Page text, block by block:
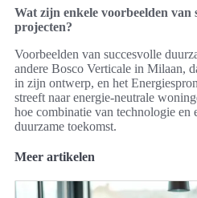
Wat zijn enkele voorbeelden van
projecten?
Voorbeelden van succesvolle
andere Bosco Verticale in Milaan,
in zijn ontwerp, en het
streeft naar energie-neutrale
hoe combinatie van technologie en
duurzame toekomst.
Meer artikelen